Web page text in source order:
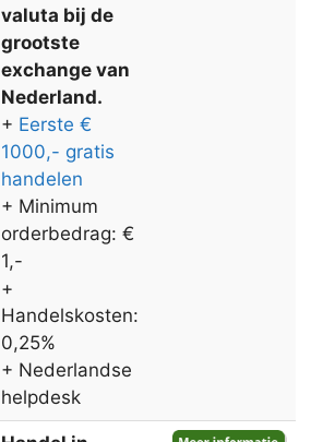
valuta bij de
grootste
exchange van
Nederland.
+ Eerste €
1000,- gratis
handelen
+ Minimum
orderbedrag: €
1,-
+
Handelskosten:
0,25%
+ Nederlandse
helpdesk